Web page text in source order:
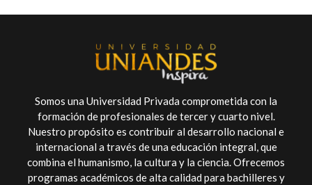
Somos una Universidad Privada comprometida con la
formación de profesionales de tercer y cuarto nivel.
Nuestro propósito es contribuir al desarrollo nacional e
internacional a través de una educación integral, que
combina el humanismo, la cultura y la ciencia. Ofrecemos
programas académicos de alta calidad para bachilleres y